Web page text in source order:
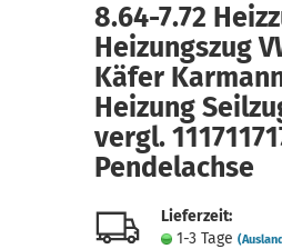
Konto erstellen
Passwort vergessen?
8.64-7.72
Heizungszug
Käfer
Heizung
vergl.
Pendelachse
Lieferzeit:
1-3 Tage